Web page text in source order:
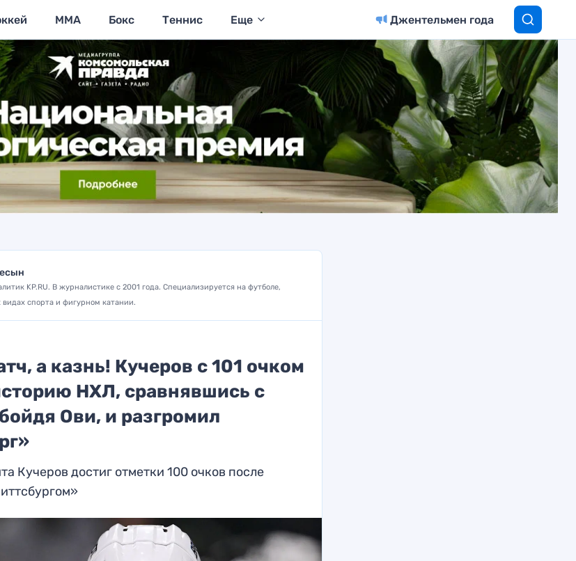
MMA Бокс Теннис Еще Джентельмен года
KP.RU. В журналистике с 2001 года. Специализируется на футболе,
спорта и фигурном катании.
а казнь! Кучеров с 101 очком
НХЛ, сравнявшись с
Ови, и разгромил
Кучеров достиг отметки 100 очков после